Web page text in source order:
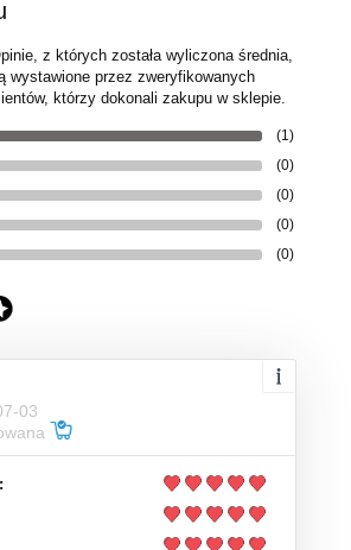
z których została wyliczona średnia,
wystawione przez zweryfikowanych
którzy dokonali zakupu w sklepie.
(1)
(0)
(0)
(0)
(0)
03